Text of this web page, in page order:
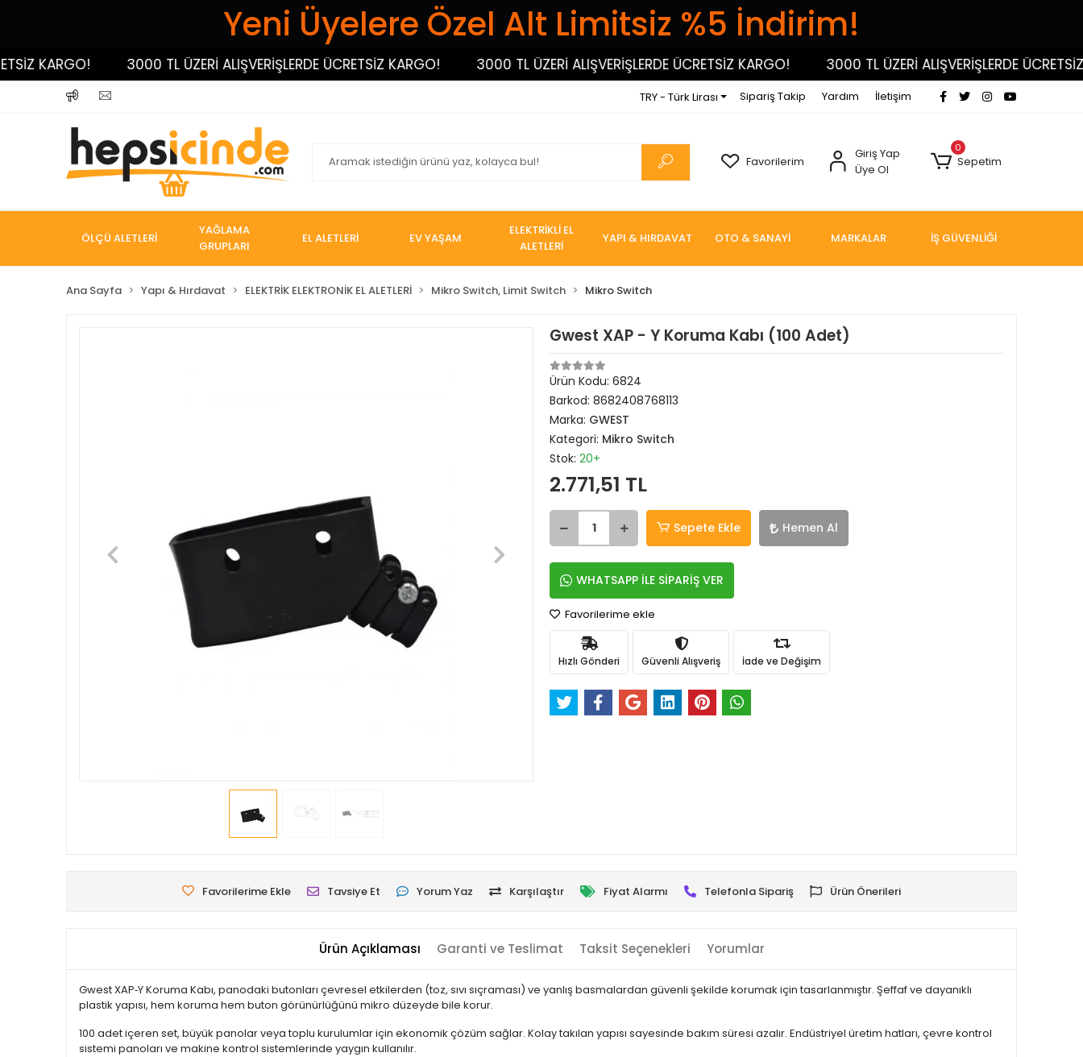
Yeni Üyelere Özel Alt Limitsiz %5 İndirim!
KARGO! 3000 TL ÜZERİ ALIŞVERİŞLERDE ÜCRETSİZ KARGO! 3000 TL ÜZERİ ALIŞVERİŞLERDE ÜCRETSİZ KARGO! 3000 TL ÜZERİ ALIŞVERİŞLERDE ÜCRETSİZ
TRY - Türk Lirası Sipariş Takip Yardım İletişim
Favorilerim
Giriş Yap
Üye Ol
0
Sepetim
ÖLÇÜ ALETLERİ
YAĞLAMA
GRUPLARI
EL ALETLERİ EV YAŞAM
ELEKTRİKLİ EL
ALETLERİ
YAPI & HIRDAVAT OTO & SANAYİ MARKALAR İŞ GÜVENLİĞİ
Ana Sayfa Yapı & Hırdavat ELEKTRİK ELEKTRONİK EL ALETLERİ Mikro Switch, Limit Switch Mikro Switch
Gwest XAP - Y Koruma Kabı (100 Adet)
Ürün Kodu: 6824
Barkod: 8682408768113
Marka: GWEST
Kategori: Mikro Switch
Stok: 20+
2.771,51 TL
Sepete Ekle Hemen Al
WHATSAPP İLE SİPARİŞ VER
Favorilerime ekle
Hızlı Gönderi Güvenli Alışveriş İade ve Değişim
Favorilerime Ekle Tavsiye Et Yorum Yaz Karşılaştır Fiyat Alarmı Telefonla Sipariş Ürün Önerileri
Ürün Açıklaması Garanti ve Teslimat Taksit Seçenekleri Yorumlar
Gwest XAP‑Y Koruma Kabı, panodaki butonları çevresel etkilerden (toz, sıvı sıçraması) ve yanlış basmalardan güvenli şekilde korumak için tasarlanmıştır. Şeffaf ve dayanıklı
plastik yapısı, hem koruma hem buton görünürlüğünü mikro düzeyde bile korur.
100 adet içeren set, büyük panolar veya toplu kurulumlar için ekonomik çözüm sağlar. Kolay takılan yapısı sayesinde bakım süresi azalır. Endüstriyel üretim hatları, çevre kontrol
sistemi panoları ve makine kontrol sistemlerinde yaygın kullanılır.